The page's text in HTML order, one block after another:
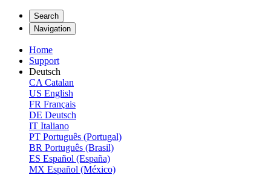
Search
Navigation
Home
Support
Deutsch
CA Catalan
US English
FR Français
DE Deutsch
IT Italiano
PT Português (Portugal)
BR Português (Brasil)
ES Español (España)
MX Español (México)